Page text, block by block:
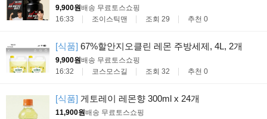
9,900원배송 무료토스쇼핑
16:33
조이스틱맨 조회 29 추천 0
[식품] 67%할안지오클린 레몬 주방세제, 4L, 2개
9,900원배송 무료토스쇼핑
16:32
코스모스길 조회 32 추천 0
[식품] 게토레이 레몬향 300ml x 24개
11,900원배송 무료토스쇼핑